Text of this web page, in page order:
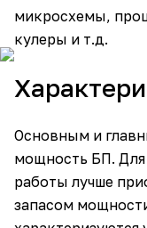
микросхемы,
кулеры и т.д.
Основным и
мощность БП. Для
работы лучше
запасом